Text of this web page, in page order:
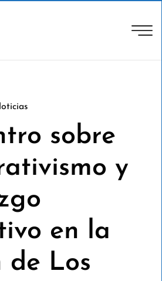
sobre
y
en la
de Los